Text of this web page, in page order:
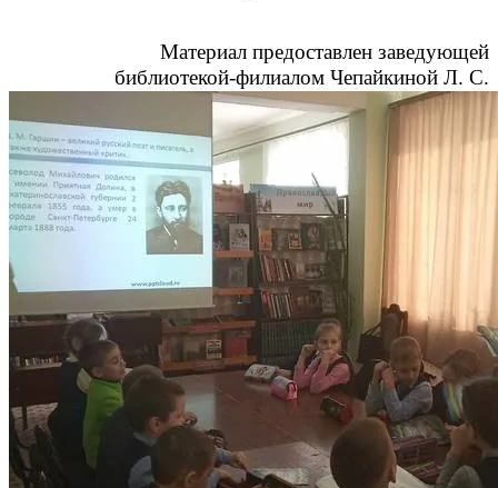
Материал предоставлен заведующей
библиотекой-филиалом Чепайкиной Л. С.